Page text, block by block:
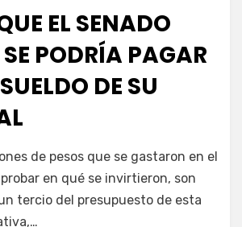
EL SENADO
PODRÍA PAGAR
DE SU
de pesos que se gastaron en el
en qué se invirtieron, son
tercio del presupuesto de esta